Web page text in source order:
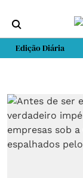
Edição Diária